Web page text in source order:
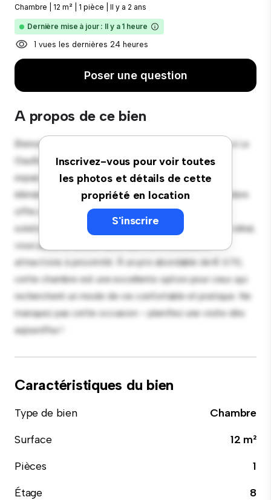
Chambre 12 m² 1 pièce Il y a 2 ans
Dernière mise à jour : Il y a 1 heure
1 vues les dernières 24 heures
Poser une question
A propos de ce bien
Inscrivez-vous pour voir toutes
les photos et détails de cette
propriété en location
S'inscrire
Bienvenue dans votre nouvelle retraite confortable à La
Gaufre, Lille ! Cette chambre confortable offre un
espace de vie paisible et privé. Meublée avec les
éléments essentiels pour votre confort, cette chambre
offre un lit confortable, un espace de travail et des
solutions de rangement. Grâce à son emplacement idéal,
vous aurez un accès facile aux commodités et
attractions à proximité. À un prix abordable de € 670,
cette chambre est une excellente option pour ceux qui
recherchent un mode de vie confortable et pratique. Ne
manquez pas cette occasion – planifiez une visite dès
aujourd'hui !
Caractéristiques du bien
Type de bien
Chambre
Surface
12 m²
Pièces
1
Étage
8